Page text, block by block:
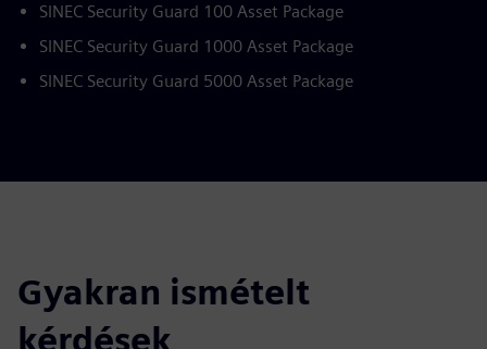
SINEC Security Guard 100 Asset Package
SINEC Security Guard 1000 Asset Package
SINEC Security Guard 5000 Asset Package
Gyakran ismételt
kérdések